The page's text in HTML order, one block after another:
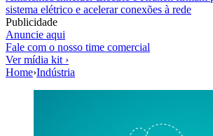
sistema elétrico e acelerar conexões à rede
Publicidade
Anuncie aqui
Fale com o nosso time comercial
Ver mídia kit ›
Home›Indústria